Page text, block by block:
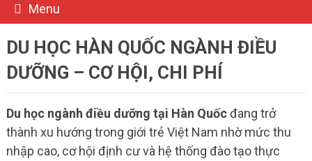
Menu
DU HỌC HÀN QUỐC NGÀNH ĐIỀU
DƯỠNG – CƠ HỘI, CHI PHÍ
Du học ngành điều dưỡng tại Hàn Quốcđang trở
thành xu hướng trong giới trẻ Việt Nam nhờ mức thu
nhập cao, cơ hội định cư và hệ thống đào tạo thực